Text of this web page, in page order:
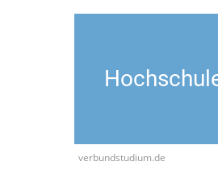
verbundstudium.de